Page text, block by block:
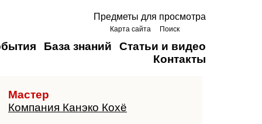
Предметы для просмотра
Карта сайта Поиск
База знаний
Статьи и видео
Контакты
Мастер
Компания Канэко Кохё